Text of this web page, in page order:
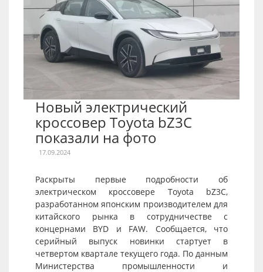
Новый электрический
кроссовер Toyota bZ3C
показали на фото
17.09.2024
Раскрыты первые подробности об
электрическом кроссовере Toyota bZ3C,
разработанном японским производителем для
китайского рынка в сотрудничестве с
концернами BYD и FAW. Сообщается, что
серийный выпуск новинки стартует в
четвертом квартале текущего года. По данным
Министерства промышленности и